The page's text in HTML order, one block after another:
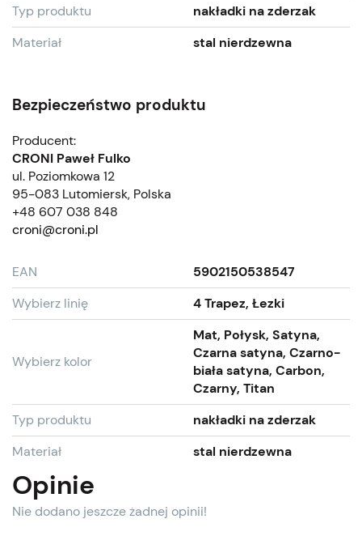
Typ produktu
nakładki na zderzak
Materiał
stal nierdzewna
Bezpieczeństwo produktu
Producent:
CRONI Paweł Fulko
ul. Poziomkowa 12
95-083 Lutomiersk, Polska
+48 607 038 848
croni@croni.pl
EAN
5902150538547
Wybierz linię
4 Trapez, Łezki
Wybierz kolor
Mat, Połysk, Satyna,
Czarna satyna, Czarno-
biała satyna, Carbon,
Czarny, Titan
Typ produktu
nakładki na zderzak
Materiał
stal nierdzewna
Opinie
Nie dodano jeszcze żadnej opinii!